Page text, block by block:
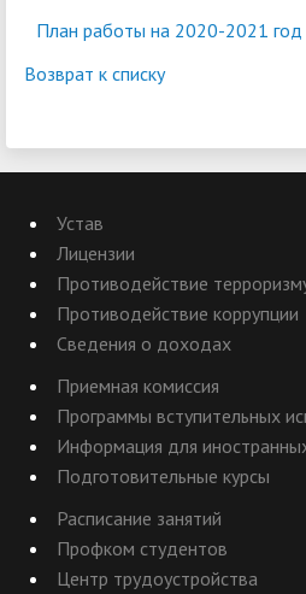
План работы на 2020-2021 год
Возврат к списку
Устав
Лицензии
Противодействие
Противодействие коррупции
Сведения о доходах
Приемная комиссия
Программы вступительных
Информация для
Подготовительные курсы
Расписание занятий
Профком студентов
Центр трудоустройства